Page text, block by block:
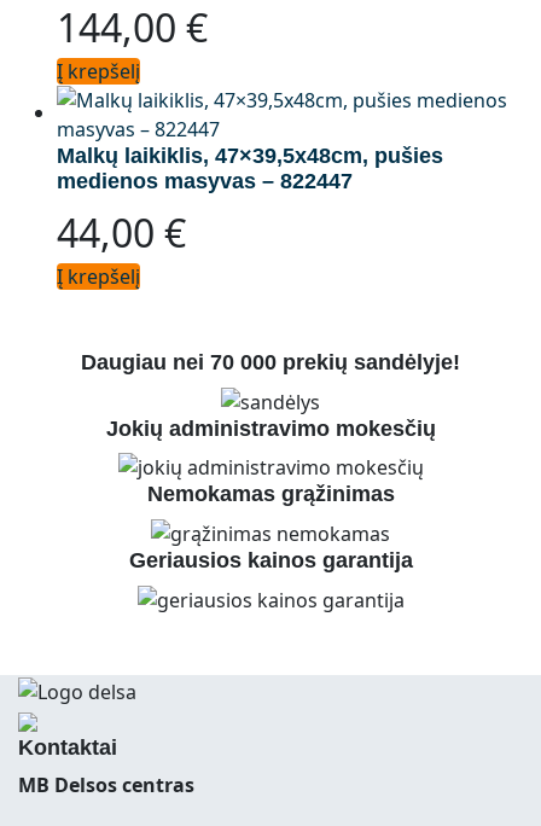
144,00 €
Į krepšelį
Malkų laikiklis, 47×39,5x48cm, pušies
medienos masyvas – 822447
44,00 €
Į krepšelį
Daugiau nei 70 000 prekių sandėlyje!
Jokių administravimo mokesčių
Nemokamas grąžinimas
Geriausios kainos garantija
Kontaktai
MB Delsos centras